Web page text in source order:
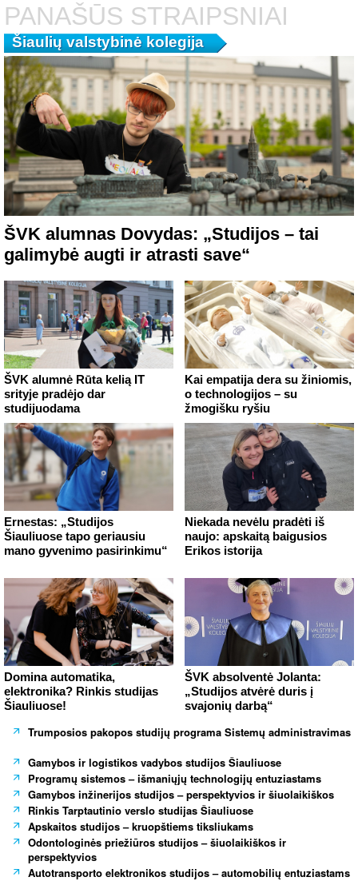
PANAŠŪS STRAIPSNIAI
Šiaulių valstybinė kolegija
ŠVK alumnas Dovydas: „Studijos – tai
galimybė augti ir atrasti save“
ŠVK alumnė Rūta kelią IT
srityje pradėjo dar
studijuodama
Kai empatija dera su žiniomis,
o technologijos – su
žmogišku ryšiu
Ernestas: „Studijos
Šiauliuose tapo geriausiu
mano gyvenimo pasirinkimu“
Niekada nevėlu pradėti iš
naujo: apskaitą baigusios
Erikos istorija
Domina automatika,
elektronika? Rinkis studijas
Šiauliuose!
ŠVK absolventė Jolanta:
„Studijos atvėrė duris į
svajonių darbą“
Trumposios pakopos studijų programa Sistemų administravimas
Gamybos ir logistikos vadybos studijos Šiauliuose
Programų sistemos – išmaniųjų technologijų entuziastams
Gamybos inžinerijos studijos – perspektyvios ir šiuolaikiškos
Rinkis Tarptautinio verslo studijas Šiauliuose
Apskaitos studijos – kruopštiems tiksliukams
Odontologinės priežiūros studijos – šiuolaikiškos ir
perspektyvios
Autotransporto elektronikos studijos – automobilių entuziastams